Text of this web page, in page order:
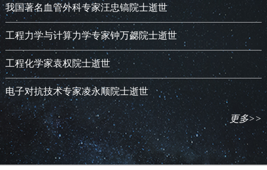
我国著名血管外科专家汪忠镐院士逝世
工程力学与计算力学专家钟万勰院士逝世
工程化学家袁权院士逝世
电子对抗技术专家凌永顺院士逝世
更多>>